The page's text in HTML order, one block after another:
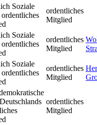
Soziale
ordentliches
Mitglied
Soziale
ordentliches
Mitglied
Soziale
ordentliches
Mitglied
ordentliches
Mitglied